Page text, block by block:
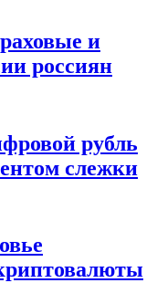
и
россиян
рубль
слежки